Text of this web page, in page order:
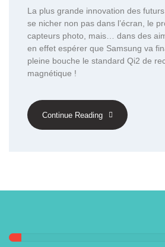
La plus grande innovation des
se nicher non pas dans l’écran, le
capteurs photo, mais… dans des
en effet espérer que Samsung va
pleine bouche le standard Qi2 de
magnétique !
Continue Reading